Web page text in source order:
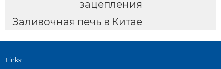
зацепления
Заливочная печь в Китае
Links: